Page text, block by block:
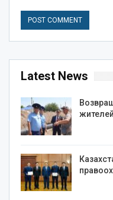
Latest News